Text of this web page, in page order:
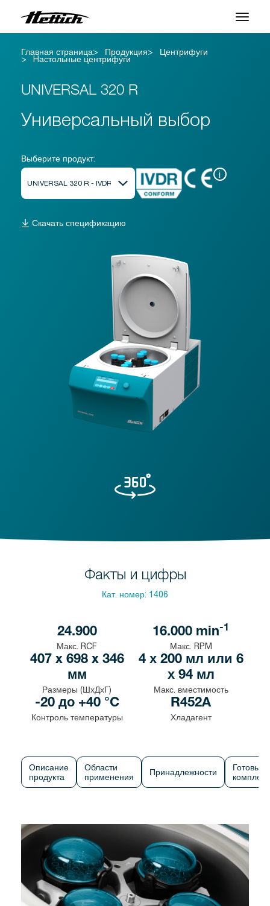
Продукция
Приложения
Центр поддержки
Контакты
Главная страница Продукция Центрифуги
Hастольные центрифуги
UNIVERSAL 320 R
Универсальный выбор
Выберите продукт:
i
Скачать спецификацию
Факты и цифры
Кат. номер: 1406
24.900
Макс. RCF
16.000 min-1
Макс. RPM
407 x 698 x 346
мм
Размеры (ШхДхГ)
4 х 200 мл или 6
х 94 мл
Макс. вместимость
-20 до +40 °C
Контроль температуры
R452A
Хладагент
Описание
продукта
Области
применения
Принадлежности
Готовые